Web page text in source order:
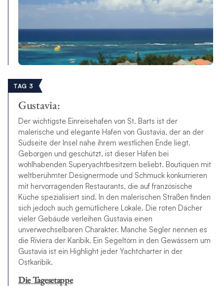
TAG 3
Gustavia:
Der wichtigste Einreisehafen von St. Barts ist der
malerische und elegante Hafen von Gustavia, der an der
Südseite der Insel nahe ihrem westlichen Ende liegt.
Geborgen und geschützt, ist dieser Hafen bei
wohlhabenden Superyachtbesitzern beliebt. Boutiquen mit
weltberühmter Designermode und Schmuck konkurrieren
mit hervorragenden Restaurants, die auf französische
Küche spezialisiert sind. In den malerischen Straßen finden
sich jedoch auch gemütlichere Lokale. Die roten Dächer
vieler Gebäude verleihen Gustavia einen
unverwechselbaren Charakter. Manche Segler nennen es
die Riviera der Karibik. Ein Segeltörn in den Gewässern um
Gustavia ist ein Highlight jeder Yachtcharter in der
Ostkaribik.
Die Tagesetappe